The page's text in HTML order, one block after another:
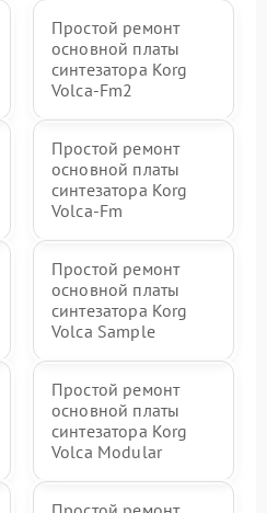
Простой ремонт
основной платы
синтезатора Korg
Volca-Fm2
Простой ремонт
основной платы
синтезатора Korg
Volca-Fm
Простой ремонт
основной платы
синтезатора Korg
Volca Sample
Простой ремонт
основной платы
синтезатора Korg
Volca Modular